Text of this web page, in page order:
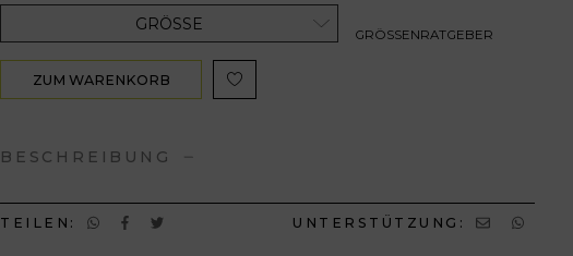
GRÖSSENRATGEBER
GRÖSSE
ZUM WARENKORB
BESCHREIBUNG
TEILEN: UNTERSTÜTZUNG: